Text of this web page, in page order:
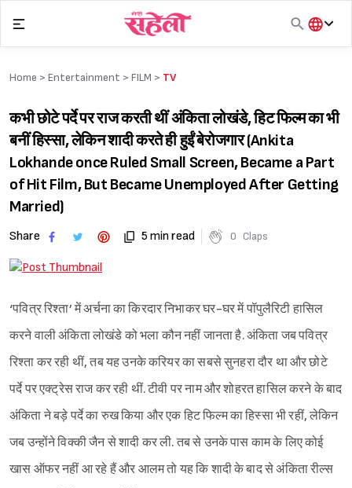
content
हिंदी
Home > Entertainment > FILM > TV
कभी छोटे पर्दे पर राज करती थीं अंकिता लोखंडे, हिट फिल्म का भी
बनीं हिस्सा, लेकिन शादी करते ही हुईं बेरोजगार (Ankita
Lokhande once Ruled Small Screen, Became a Part
of Hit Film, But Became Unemployed After Getting
Married)
Share 5 min read 0 Claps
‘पवित्र रिश्ता’ में अर्चना का किरदार निभाकर घर-घर में पॉपुलैरिटी हासिल
करने वाली अंकिता लोखंडे को भला कौन नहीं जानता है. अंकिता जब पवित्र
रिश्ता कर रही थीं, तब यह उनके करियर का सबसे सुनहरा दौर था और छोटे
पर्दे पर एक्ट्रेस राज कर रही थीं. टीवी पर नाम और शोहरत हासिल करने के बाद
अंकिता ने बड़े पर्दे का रुख किया और एक हिट फिल्म का हिस्सा भी रहीं, लेकिन
जब उन्होंने विक्की जैन से शादी कर ली. तब से उनके पास काम के लिए कोई
खास ऑफर नहीं आ रहे हैं और आलम तो यह कि शादी के बाद से अंकिता रील्स